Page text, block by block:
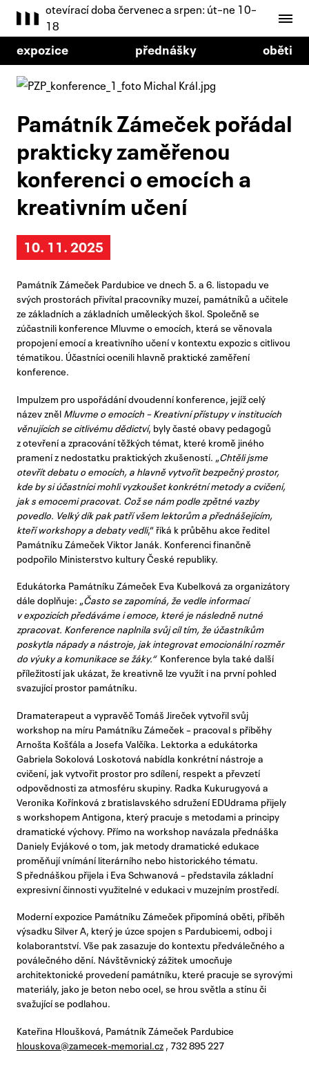
otevírací doba červenec a srpen: út–ne 10–
18
expozice přednášky oběti
Památník Zámeček pořádal
prakticky zaměřenou
konferenci o emocích a
kreativním učení
10. 11. 2025
Památník Zámeček Pardubice ve dnech 5. a 6. listopadu ve
svých prostorách přivítal pracovníky muzeí, památníků a učitele
ze základních a základních uměleckých škol. Společně se
zúčastnili konference Mluvme o emocích, která se věnovala
propojení emocí a kreativního učení v kontextu expozic s citlivou
tématikou. Účastníci ocenili hlavně praktické zaměření
konference.
Impulzem pro uspořádání dvoudenní konference, jejíž celý
název zněl Mluvme o emocích – Kreativní přístupy v institucích
věnujících se citlivému dědictví, byly časté obavy pedagogů
z otevření a zpracování těžkých témat, které kromě jiného
pramení z nedostatku praktických zkušeností. „ Chtěli jsme
otevřít debatu o emocích, a hlavně vytvořit bezpečný prostor,
kde by si účastníci mohli vyzkoušet konkrétní metody a cvičení,
jak s emocemi pracovat. Což se nám podle zpětné vazby
povedlo. Velký dík pak patří všem lektorům a přednášejícím,
kteří workshopy a debaty vedli,“ říká k průběhu akce ředitel
Památníku Zámeček Viktor Janák. Konferenci finančně
podpořilo Ministerstvo kultury České republiky.
Edukátorka Památníku Zámeček Eva Kubelková za organizátory
dále doplňuje: „Často se zapomíná, že vedle informací
v expozicích předáváme i emoce, které je následně nutné
zpracovat. Konference naplnila svůj cíl tím, že účastníkům
poskytla nápady a nástroje, jak integrovat emocionální rozměr
do výuky a komunikace se žáky.“ Konference byla také další
příležitostí jak ukázat, že kreativně lze využít i na první pohled
svazující prostor památníku.
Dramaterapeut a vypravěč Tomáš Jireček vytvořil svůj
workshop na míru Památníku Zámeček – pracoval s příběhy
Arnošta Košťála a Josefa Valčíka. Lektorka a edukátorka
Gabriela Sokolová Loskotová nabídla konkrétní nástroje a
cvičení, jak vytvořit prostor pro sdílení, respekt a převzetí
odpovědnosti za atmosféru skupiny. Radka Kukurugyová a
Veronika Kořínková z bratislavského sdružení EDUdrama přijely
s workshopem Antigona, který pracuje s metodami a principy
dramatické výchovy. Přímo na workshop navázala přednáška
Daniely Evjákové o tom, jak metody dramatické edukace
proměňují vnímání literárního nebo historického tématu.
S přednáškou přijela i Eva Schwanová – představila základní
expresivní činnosti využitelné v edukaci v muzejním prostředí.
Moderní expozice Památníku Zámeček připomíná oběti, příběh
výsadku Silver A, který je úzce spojen s Pardubicemi, odboj i
kolaborantství. Vše pak zasazuje do kontextu předválečného a
poválečného dění. Návštěvnický zážitek umocňuje
architektonické provedení památníku, které pracuje se syrovými
materiály, jako je beton nebo ocel, se hrou světla a stínu či
svažující se podlahou.
Kateřina Hloušková, Památník Zámeček Pardubice
hlouskova@zamecek-memorial.cz , 732 895 227